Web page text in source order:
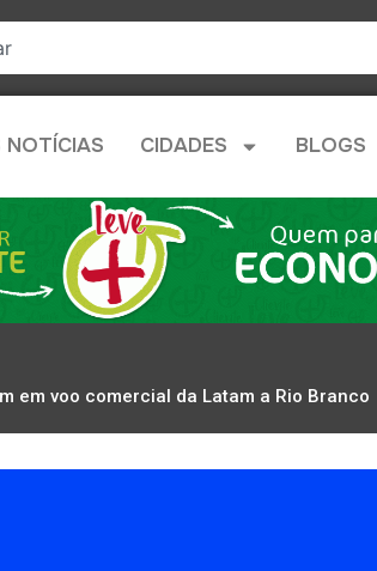
NOTÍCIAS CIDADES BLOGS
em voo comercial da Latam a Rio Branco